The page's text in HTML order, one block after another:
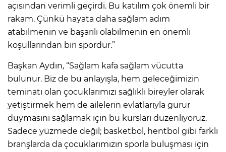
açısından verimli geçirdi. Bu katılım çok önemli bir
rakam. Çünkü hayata daha sağlam adım
atabilmenin ve başarılı olabilmenin en önemli
koşullarından biri spordur.”
Başkan Aydın, “Sağlam kafa sağlam vücutta
bulunur. Biz de bu anlayışla, hem geleceğimizin
teminatı olan çocuklarımızı sağlıklı bireyler olarak
yetiştirmek hem de ailelerin evlatlarıyla gurur
duymasını sağlamak için bu kursları düzenliyoruz.
Sadece yüzmede değil; basketbol, hentbol gibi farklı
branşlarda da çocuklarımızın sporla buluşması için